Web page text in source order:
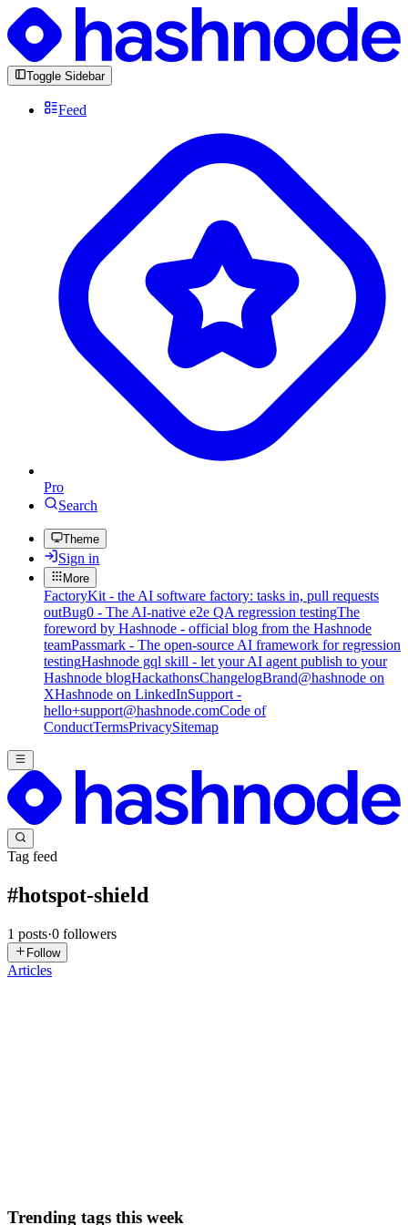
Toggle Sidebar
Feed
Pro
Search
Theme
Sign in
More
FactoryKit - the AI software factory: tasks in, pull requests
outBug0 - The AI-native e2e QA regression testingThe
foreword by Hashnode - official blog from the Hashnode
teamPassmark - The open-source AI framework for regression
testingHashnode gql skill - let your AI agent publish to your
Hashnode blogHackathonsChangelogBrand@hashnode on
XHashnode on LinkedInSupport -
hello+support@hashnode.comCode of
ConductTermsPrivacySitemap
Tag feed
#hotspot-shield
1 posts·0 followers
Follow
Articles
Trending tags this week